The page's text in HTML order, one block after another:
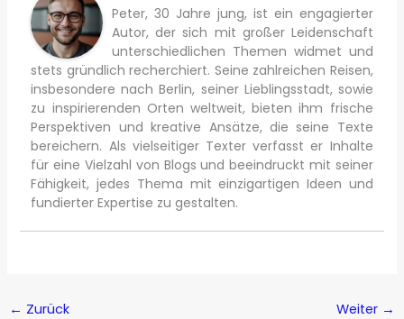
Peter, 30 Jahre jung, ist ein engagierter
Autor, der sich mit großer Leidenschaft
unterschiedlichen Themen widmet und
stets gründlich recherchiert. Seine zahlreichen Reisen,
insbesondere nach Berlin, seiner Lieblingsstadt, sowie
zu inspirierenden Orten weltweit, bieten ihm frische
Perspektiven und kreative Ansätze, die seine Texte
bereichern. Als vielseitiger Texter verfasst er Inhalte
für eine Vielzahl von Blogs und beeindruckt mit seiner
Fähigkeit, jedes Thema mit einzigartigen Ideen und
fundierter Expertise zu gestalten.
← Zurück Weiter →